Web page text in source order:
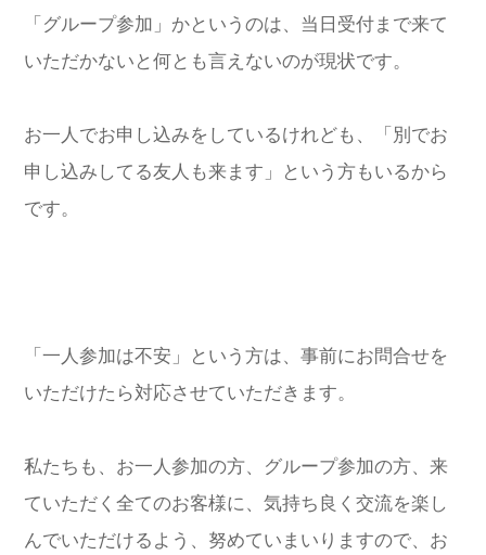
「グループ参加」かというのは、当日受付まで来て
いただかないと何とも言えないのが現状です。
お一人でお申し込みをしているけれども、「別でお
申し込みしてる友人も来ます」という方もいるから
です。
「一人参加は不安」という方は、事前にお問合せを
いただけたら対応させていただきます。
私たちも、お一人参加の方、グループ参加の方、来
ていただく全てのお客様に、気持ち良く交流を楽し
んでいただけるよう、努めていまいりますので、お